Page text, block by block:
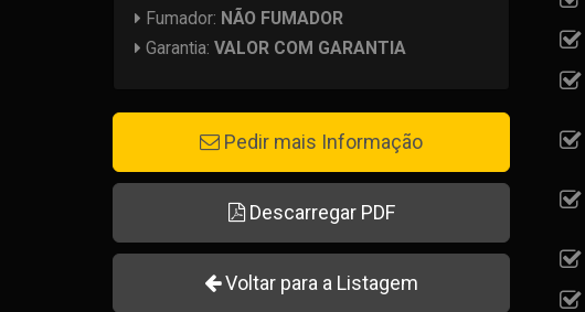
Fumador: NÃO FUMADOR
Garantia: VALOR COM GARANTIA
Pedir mais Informação
Descarregar PDF
Voltar para a Listagem